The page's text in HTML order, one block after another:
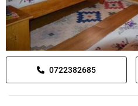
0722382685